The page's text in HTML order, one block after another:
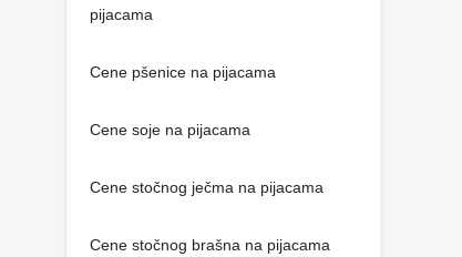
pijacama
Cene pšenice na pijacama
Cene soje na pijacama
Cene stočnog ječma na pijacama
Cene stočnog brašna na pijacama